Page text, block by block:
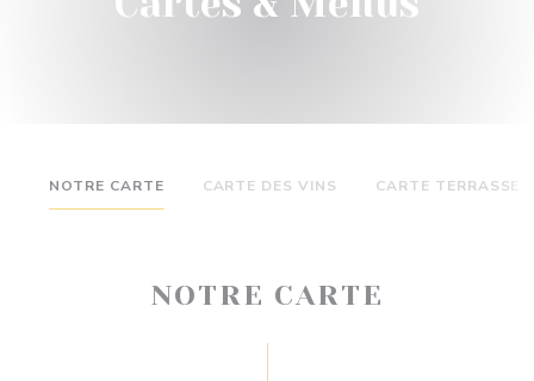
NOTRE CARTE CARTE DES VINS CARTE TERRASSE
NOTRE CARTE